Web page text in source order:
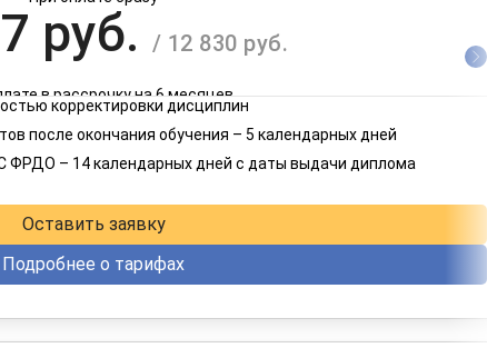
руб./ 12 830 руб.
в рассрочку на 6 месяцев
руб./ 6 415 руб.
корректировки дисциплин
после окончания обучения – 5 календарных дней
ФРДО – 14 календарных дней с даты выдачи диплома
Оставить заявку
Подробнее о тарифах